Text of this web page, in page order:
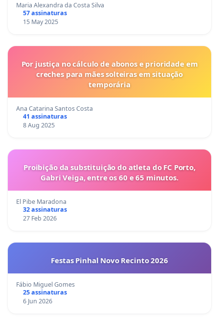
Maria Alexandra da Costa Silva
57 assinaturas
15 May 2025
Por justiça no cálculo de abonos e prioridade em
creches para mães solteiras em situação
temporária
Ana Catarina Santos Costa
41 assinaturas
8 Aug 2025
Proibição da substituição do atleta do FC Porto,
Gabri Veiga, entre os 60 e 65 minutos.
El Pibe Maradona
32 assinaturas
27 Feb 2026
Festas Pinhal Novo Recinto 2026
Fábio Miguel Gomes
25 assinaturas
6 Jun 2026